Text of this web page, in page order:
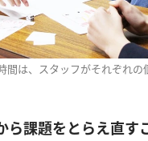
間は、スタッフがそれぞれの
ら課題をとらえ直す